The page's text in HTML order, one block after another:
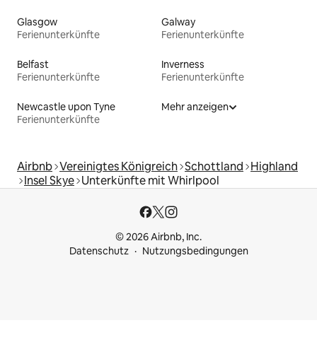
Glasgow
Ferienunterkünfte
Galway
Ferienunterkünfte
Belfast
Ferienunterkünfte
Inverness
Ferienunterkünfte
Newcastle upon Tyne
Ferienunterkünfte
Mehr anzeigen
Airbnb Vereinigtes Königreich Schottland Highland
Insel Skye Unterkünfte mit Whirlpool
© 2026 Airbnb, Inc.
Datenschutz
Nutzungsbedingungen